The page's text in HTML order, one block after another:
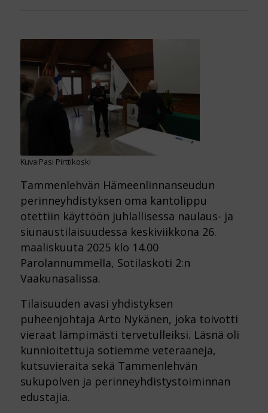
Kuva:Pasi Pirttikoski
Tammenlehvän Hämeenlinnanseudun
perinneyhdistyksen oma kantolippu
otettiin käyttöön juhlallisessa naulaus- ja
siunaustilaisuudessa keskiviikkona 26.
maaliskuuta 2025 klo 14.00
Parolannummella, Sotilaskoti 2:n
Vaakunasalissa.
Tilaisuuden avasi yhdistyksen
puheenjohtaja Arto Nykänen, joka toivotti
vieraat lämpimästi tervetulleiksi. Läsnä oli
kunnioitettuja sotiemme veteraaneja,
kutsuvieraita sekä Tammenlehvän
sukupolven ja perinneyhdistystoiminnan
edustajia.